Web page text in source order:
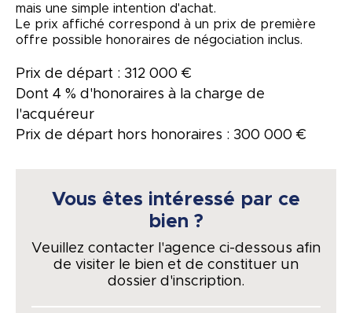
mais une simple intention d'achat.
Le prix affiché correspond à un prix de première
offre possible honoraires de négociation inclus.
Prix de départ : 312 000 €
Dont 4 % d'honoraires à la charge de
l'acquéreur
Prix de départ hors honoraires : 300 000 €
Vous êtes intéressé par ce
bien ?
Veuillez contacter l'agence ci-dessous afin
de visiter le bien et de constituer un
dossier d'inscription.